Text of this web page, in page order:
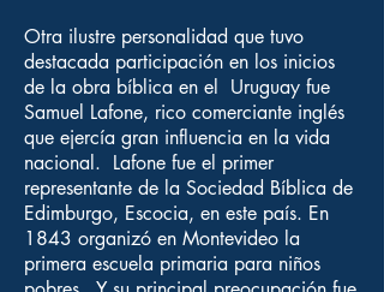
Otra ilustre personalidad que tuvo
destacada participación en los inicios
de la obra bíblica en el Uruguay fue
Samuel Lafone, rico comerciante inglés
que ejercía gran influencia en la vida
nacional. Lafone fue el primer
representante de la Sociedad Bíblica de
Edimburgo, Escocia, en este país. En
1843 organizó en Montevideo la
primera escuela primaria para niños